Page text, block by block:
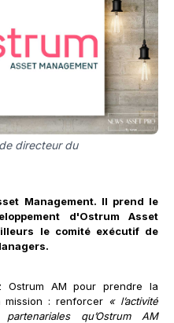
directeur du
Management. Il prend le
d'Ostrum Asset
le comité exécutif de
Ostrum AM pour prendre la
mission : renforcer « l’activité
qu’Ostrum AM